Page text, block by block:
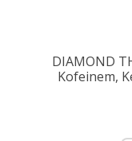
DIAMOND
Kofeinem,